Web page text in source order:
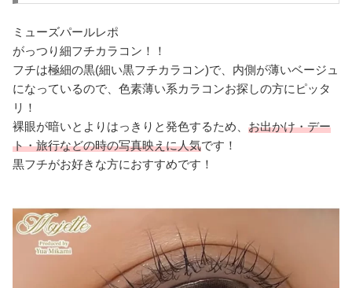
ミューズパールレポ
がっつり細フチカラコン！！
フチは極細の黒(細い黒フチカラコン)で、内側が薄いベージュ
になっているので、色素薄い系カラコンお探しの方にピッタ
リ！
裸眼が暗いとよりはっきりと発色するため、 お出かけ・デー
ト・旅行などの時の写真映えに人気です！
黒フチがお好きな方におすすめです！